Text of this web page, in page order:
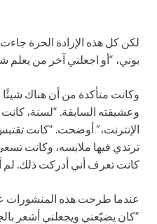
لكن كل هذه الإرادة الحرة
بوني، “أو اجعلني آخر من يعلم
وكانت متأكدة من أن هناك
وعشيقته السابقة. “لسنة، كانت
الإنترنت،” أوضحت. “كانت
ترتدي فيها ملابسه، وكانت
كانت تعرف أني أدركت ذلك. لم
عندما طرحت هذه المنشورات
“كان يضيّعني ويجعلني أشعر